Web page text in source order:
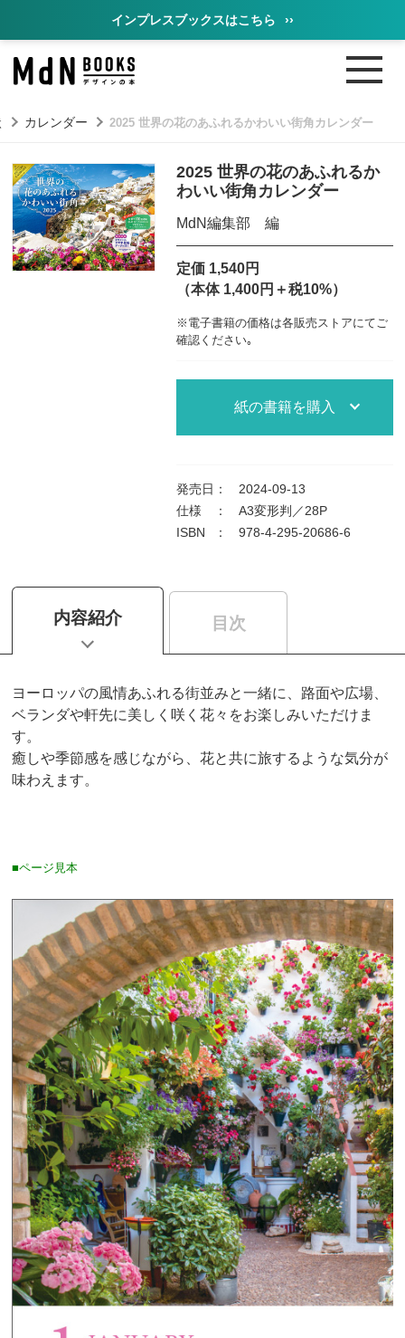
インプレスブックスはこちら ››
カレンダー 2025 世界の花のあふれるかわいい街角カレンダー
2025 世界の花のあふれるか
わいい街角カレンダー
MdN編集部 編
定価 1,540円
（本体 1,400円＋税10%）
※電子書籍の価格は各販売ストアにてご
確認ください｡
紙の書籍を購入
発売日 ：
2024-09-13
仕様
：
A3変形判／28P
ISBN
： 978-4-295-20686-6
内容紹介 目次
ヨーロッパの風情あふれる街並みと一緒に、路面や広場、
ベランダや軒先に美しく咲く花々をお楽しみいただけま
す。
癒しや季節感を感じながら、花と共に旅するような気分が
味わえます。
■ページ見本